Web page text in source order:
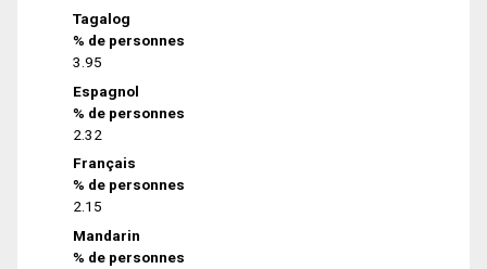
Tagalog
% de personnes
3.95
Espagnol
% de personnes
2.32
Français
% de personnes
2.15
Mandarin
% de personnes